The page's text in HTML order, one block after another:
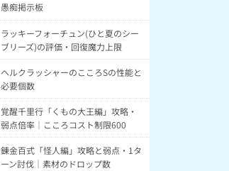
愚痴掲示板
ラッキーフォーチュン(ひと夏のシー
ブリーズ)の評価・回復魔力上限
ヘルクラッシャーのこころSの性能と
必要個数
覚醒千里行「くもの大王編」攻略・
弱点倍率｜こころコスト制限600
錬金百式「怪人編」攻略と弱点・1タ
ーン討伐｜素材のドロップ数